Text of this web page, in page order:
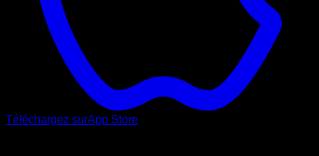
Téléchargez surApp Store